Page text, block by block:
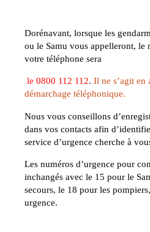
Dorénavant, lorsque les
ou le Samu vous appelleront, le
votre téléphone sera
le 0800 112 112. Il ne s’agit en
démarchage téléphonique.
Nous vous conseillons
dans vos contacts afin
service d’urgence cherche à
Les numéros d’urgence pour
inchangés avec le 15 pour le
secours, le 18 pour les
urgence.